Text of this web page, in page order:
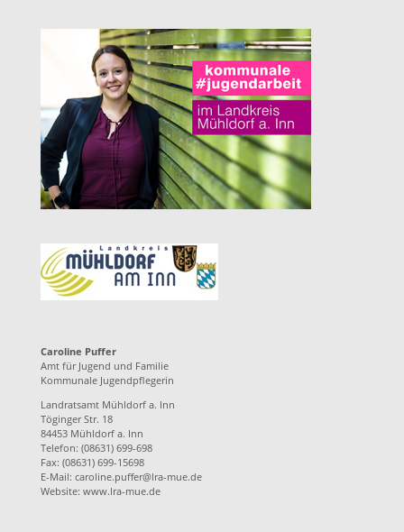
Caroline Puffer
Amt für Jugend und Familie
Kommunale Jugendpflegerin
Landratsamt Mühldorf a. Inn
Töginger Str. 18
84453 Mühldorf a. Inn
Telefon: (08631) 699-698
Fax: (08631) 699-15698
E-Mail: caroline.puffer@lra-mue.de
Website: www.lra-mue.de